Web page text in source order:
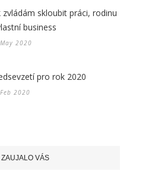
zvládám skloubit práci, rodinu
business
2020
pro rok 2020
2020
ZAUJALO VÁS